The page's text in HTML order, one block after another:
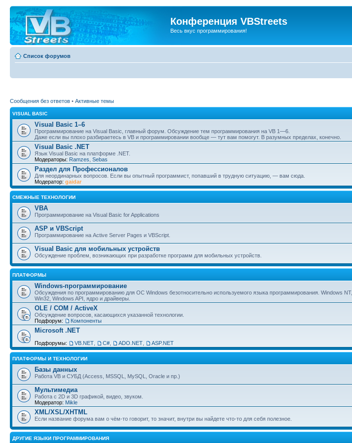
Конференция VBStreets
Весь вкус программирования!
Список форумов
Сообщения без ответов • Активные темы
VISUAL BASIC
Visual Basic 1–6
Программирование на Visual Basic, главный форум. Обсуждение тем программирования на VB 1—6.
Даже если вы плохо разбираетесь в VB и программировании вообще — тут вам помогут. В разумных пределах, конечно.
Visual Basic .NET
Язык Visual Basic на платформе .NET.
Модераторы: Ramzes Sebas
Раздел для Профессионалов
Для неординарных вопросов. Если вы опытный программист, попавший в трудную ситуацию, — вам сюда.
Модератор: gaidar
СМЕЖНЫЕ ТЕХНОЛОГИИ
VBA
Программирование на Visual Basic for Applications
ASP и VBScript
Программирование на Active Server Pages и VBScript.
Visual Basic для мобильных устройств
Обсуждение проблем, возникающих при разработке программ для мобильных устройств.
ПЛАТФОРМЫ
Windows-программирование
Обсуждения по программированию для ОС Windows безотносительно используемого языка программирования. Windows NT,
Win32, Windows API, ядро и драйверы.
OLE / COM / ActiveX
Обсуждение вопросов, касающихся указанной технологии.
Подфорум:
Компоненты
Microsoft .NET
Подфорумы: VB.NET C# ADO.NET ASP.NET
ПЛАТФОРМЫ И ТЕХНОЛОГИИ
Базы данных
Работа VB и СУБД (Access, MSSQL, MySQL, Oracle и пр.)
Мультимедиа
Работа с 2D и 3D графикой, видео, звуком.
Модератор: Mikle
XML/XSL/XHTML
Если название форума вам о чём-то говорит, то значит, внутри вы найдете что-то для себя полезное.
ДРУГИЕ ЯЗЫКИ ПРОГРАММИРОВАНИЯ